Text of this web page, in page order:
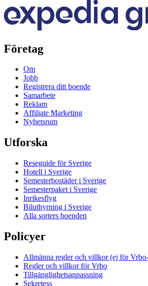
Företag
Om
Jobb
Registrera ditt boende
Samarbete
Reklam
Affiliate Marketing
Nyhetsrum
Utforska
Reseguide för Sverige
Hotell i Sverige
Semesterbostäder i Sverige
Semesterpaket i Sverige
Inrikesflyg
Biluthyrning i Sverige
Alla sorters boenden
Policyer
Allmänna regler och villkor (ej för
Regler och villkor för Vrbo
Tillgänglighetsanpassning
Sekretess